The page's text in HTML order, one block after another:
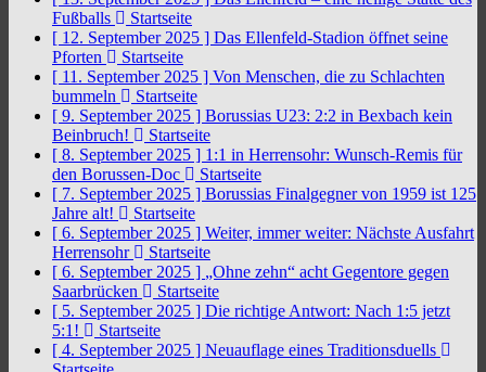
Fußballs
Startseite
[ 12. September 2025 ] Das Ellenfeld-Stadion öffnet seine
Pforten
Startseite
[ 11. September 2025 ] Von Menschen, die zu Schlachten
bummeln
Startseite
[ 9. September 2025 ] Borussias U23: 2:2 in Bexbach kein
Beinbruch!
Startseite
[ 8. September 2025 ] 1:1 in Herrensohr: Wunsch-Remis für
den Borussen-Doc
Startseite
[ 7. September 2025 ] Borussias Finalgegner von 1959 ist 125
Jahre alt!
Startseite
[ 6. September 2025 ] Weiter, immer weiter: Nächste Ausfahrt
Herrensohr
Startseite
[ 6. September 2025 ] „Ohne zehn“ acht Gegentore gegen
Saarbrücken
Startseite
[ 5. September 2025 ] Die richtige Antwort: Nach 1:5 jetzt
5:1!
Startseite
[ 4. September 2025 ] Neuauflage eines Traditionsduells